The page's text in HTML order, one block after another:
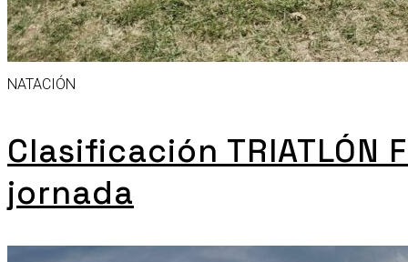
NATACIÓN
Clasificación TRIATLÓN
jornada